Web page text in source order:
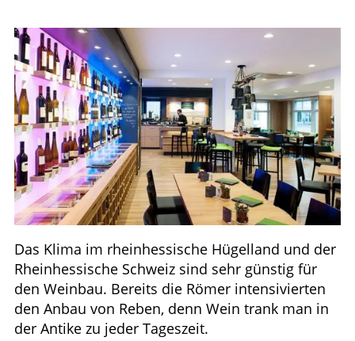
Das Klima im rheinhessische Hügelland und der
Rheinhessische Schweiz sind sehr günstig für
den Weinbau. Bereits die Römer intensivierten
den Anbau von Reben, denn Wein trank man in
der Antike zu jeder Tageszeit.